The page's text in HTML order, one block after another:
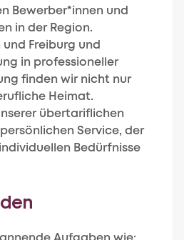
Bewerber*innen und
in der Region.
Freiburg und
in professioneller
finden wir nicht nur
Heimat.
übertariflichen
Service, der
Bedürfnisse